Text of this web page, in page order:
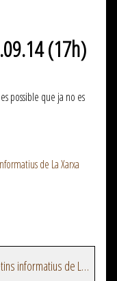
(17h)
possible que ja no es
de La Xarxa
Veure més episodis del programa Butlletins informatius de La Xarxa